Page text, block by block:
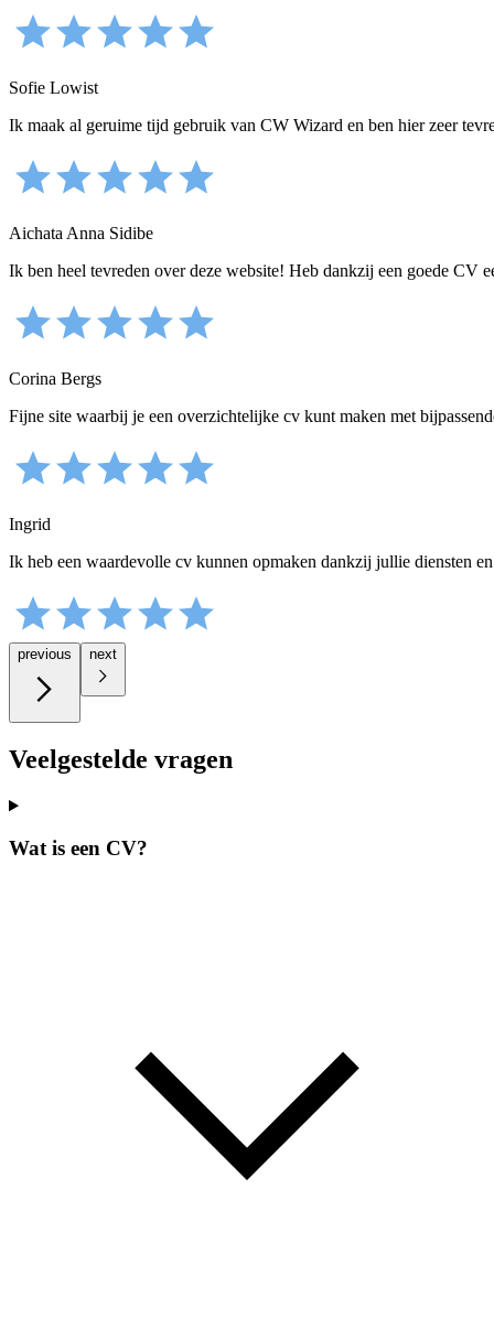
Sofie Lowist
Ik maak al geruime tijd gebruik van CW Wizard en ben hier zeer
Aichata Anna Sidibe
Ik ben heel tevreden over deze website! Heb dankzij een goede CV
Corina Bergs
Fijne site waarbij je een overzichtelijke cv kunt maken met
Ingrid
Ik heb een waardevolle cv kunnen opmaken dankzij jullie diensten
previous next
Veelgestelde vragen
Wat is een CV?